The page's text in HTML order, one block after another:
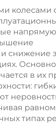
и
колесами
напрямую
снижение
в их
типах